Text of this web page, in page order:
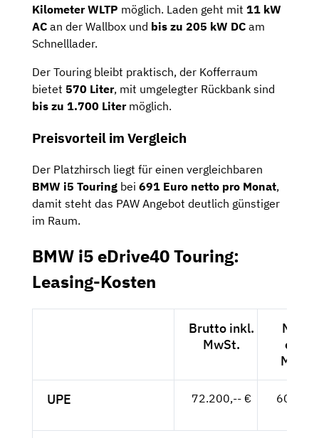
Kilometer WLTP möglich. Laden geht mit 11 kW
AC an der Wallbox und bis zu 205 kW DC am
Schnelllader.
Der Touring bleibt praktisch, der Kofferraum
bietet 570 Liter, mit umgelegter Rückbank sind
bis zu 1.700 Litermöglich.
Preisvorteil im Vergleich
Der Platzhirsch liegt für einen vergleichbaren
BMW i5 Touring bei 691 Euro netto pro Monat,
damit steht das PAW Angebot deutlich günstiger
im Raum.
BMW i5 eDrive40 Touring:
Leasing-Kosten
Brutto inkl.
MwSt.
Netto
exkl.
MwSt.
UPE 72.200,-- €